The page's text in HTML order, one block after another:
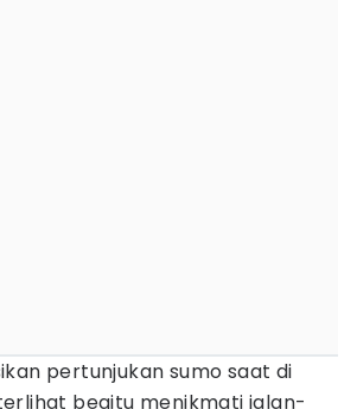
pertunjukan sumo saat di
begitu menikmati jalan-